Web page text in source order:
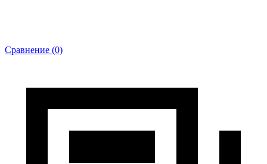
Сравнение (0)